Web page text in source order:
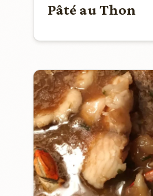
Pâté au Thon